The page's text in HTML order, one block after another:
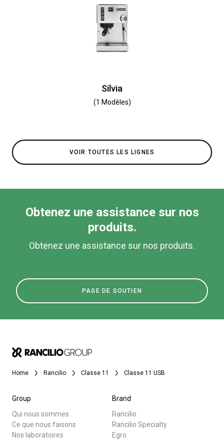
Silvia
(1 Modèles)
VOIR TOUTES LES LIGNES
Obtenez une assistance sur nos
produits.
Obtenez une assistance sur nos produits.
PAGE DE SOUTIEN
Home Rancilio Classe 11 Classe 11 USB
Group
Qui nous sommes
Ce que nous faisons
Nos laboratoires
Brand
Rancilio
Rancilio Specialty
Egro